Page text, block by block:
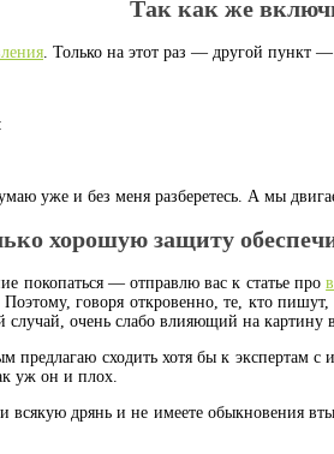
Так как же
. Только на этот раз — другой пункт
уже и без меня разберетесь. А мы
хорошую защиту
покопаться — отправлю вас к статье про
Поэтому, говоря откровенно, те, кто
случай, очень слабо влияющий на картину
предлагаю сходить хотя бы к экспертам с
уж он и плох.
дрянь и не имеете обыкновения